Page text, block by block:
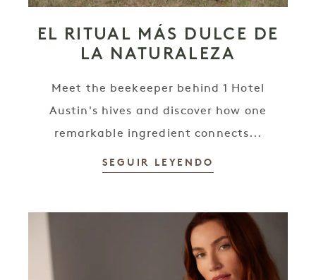
EL RITUAL MÁS DULCE DE
LA NATURALEZA
Meet the beekeeper behind 1 Hotel
Austin's hives and discover how one
remarkable ingredient connects...
SEGUIR LEYENDO